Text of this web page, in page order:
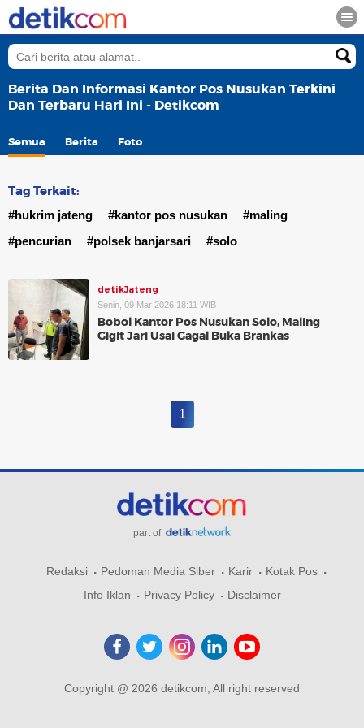
Berita Dan Informasi Kantor Pos Nusukan Terkini
Dan Terbaru Hari Ini - Detikcom
Semua Berita Foto
Tag Terkait:
#hukrim jateng #kantor pos nusukan
#maling
#pencurian
#polsek banjarsari #solo
detikJateng
Senin, 09 Mar 2026 18:11 WIB
Bobol Kantor Pos Nusukan Solo, Maling
Gigit Jari Usai Gagal Buka Brankas
1
part of
Redaksi Pedoman Media Siber Karir
Kotak Pos
Info Iklan
Privacy Policy Disclaimer
Copyright @ 2026 detikcom, All right reserved